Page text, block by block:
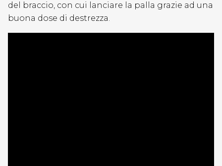
del braccio, con cui lanciare la palla grazie ad una
buona dose di destrezza.